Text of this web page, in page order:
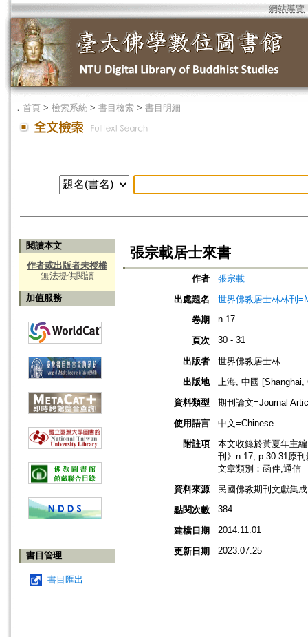
網站導覽
． 首頁 > 檢索系統 > 書目檢索 > 書目明細
閱讀本文
作者或出版者未授權
無法提供閱讀
加值服務
書目管理
書目匯出
張宗載居士來書
作者
張宗載
出處題名
世界佛教居士林林刊
卷期
n.17
頁次 30 - 31
出版者
世界佛教居士林
出版地
上海, 中國 [Shanghai,
資料類型
期刊論文=Journal
使用語言
中文=Chinese
附註項
本文收錄於黃夏年主
刊》n.17, p.30-31原
文章類別：函件,通信
資料來源
民國佛教期刊文獻集
點閱次數
384
建檔日期 2014.11.01
更新日期 2023.07.25